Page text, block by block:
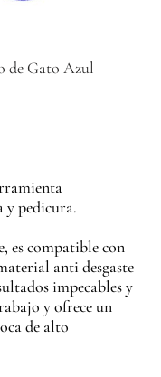
de Gato Azul
y pedicura.
es compatible con
anti desgaste
impecables y
y ofrece un
de alto